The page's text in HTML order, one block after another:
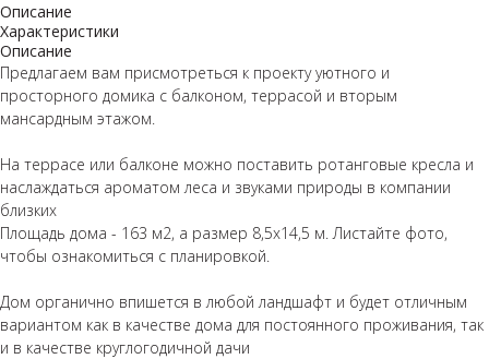
Описание
Характеристики
Описание
Предлагаем вам присмотреться к проекту уютного и
просторного домика с балконом, террасой и вторым
мансардным этажом.
На террасе или балконе можно поставить ротанговые кресла и
наслаждаться ароматом леса и звуками природы в компании
близких
Площадь дома - 163 м2, а размер 8,5х14,5 м. Листайте фото,
чтобы ознакомиться с планировкой.
Дом органично впишется в любой ландшафт и будет отличным
вариантом как в качестве дома для постоянного проживания, так
и в качестве круглогодичной дачи